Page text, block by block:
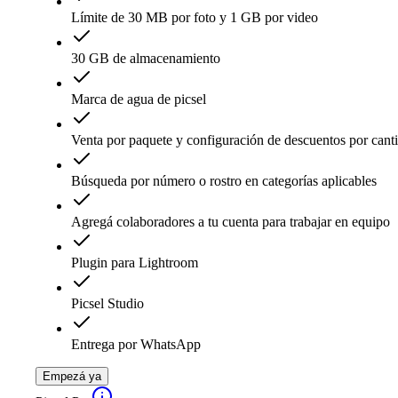
Límite de 30 MB por foto y 1 GB por video
30 GB de almacenamiento
Marca de agua de picsel
Venta por paquete y configuración de descuentos por
Búsqueda por número o rostro en categorías aplicables
Agregá colaboradores a tu cuenta para trabajar en equipo
Plugin para Lightroom
Picsel Studio
Entrega por WhatsApp
Empezá ya